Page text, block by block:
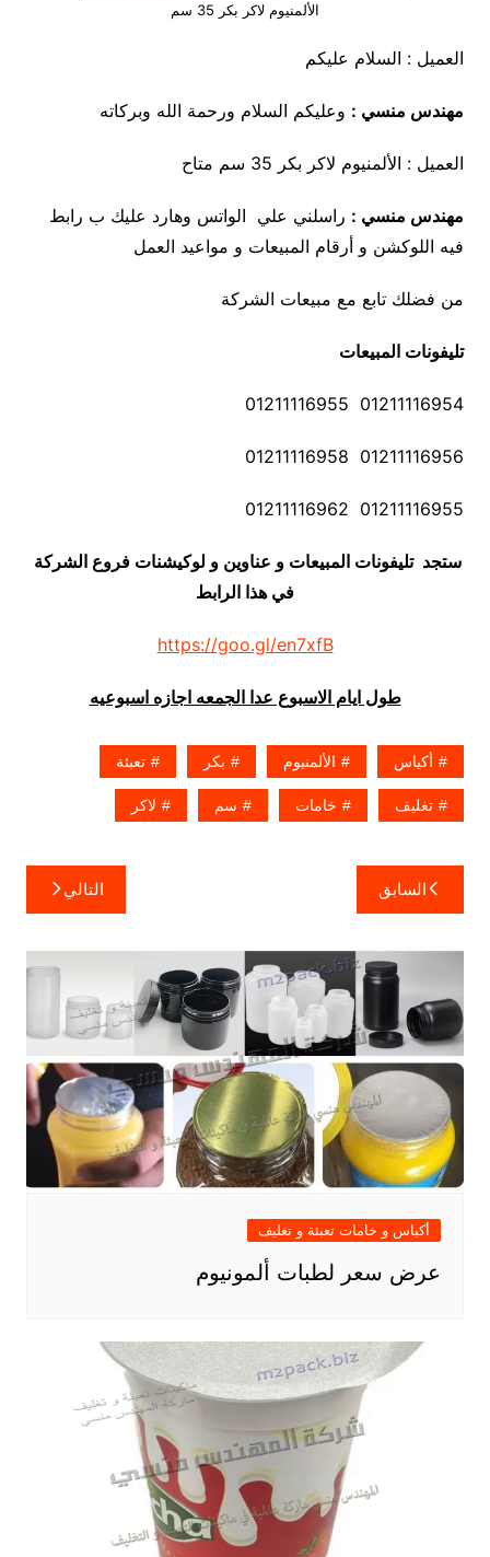
الألمنيوم لاكر بكر 35 سم
العميل : السلام عليكم
مهندس منسي : وعليكم السلام ورحمة الله وبركاته
العميل : الألمنيوم لاكر بكر 35 سم متاح
مهندس منسي : راسلني علي الواتس وهارد عليك ب رابط
فيه اللوكشن و أرقام المبيعات و مواعيد العمل
من فضلك تابع مع مبيعات الشركة
تليفونات المبيعات
01211116954 01211116955
01211116956 01211116958
01211116955 01211116962
ستجد تليفونات المبيعات و عناوين و لوكيشنات فروع الشركة
في هذا الرابط
https://goo.gl/en7xfB
طول ايام الاسبوع عدا الجمعه اجازه اسبوعيه
أكياس الألمنيوم بكر تعبئة
تغليف خامات سم لاكر
تصفّح
المقالات
السابق التالي
أكياس و خامات تعبئة و تغليف
عرض سعر لطبات ألمونيوم